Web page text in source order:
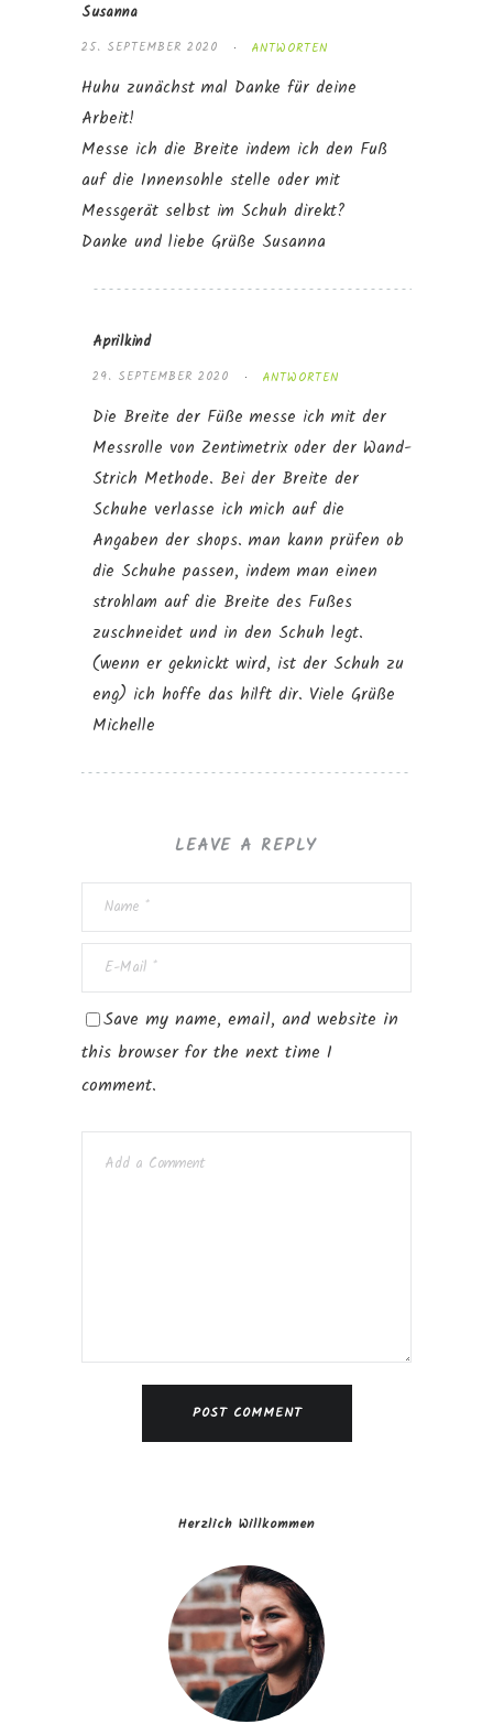
Susanna
25. SEPTEMBER 2020 ANTWORTEN
Huhu zunächst mal Danke für deine
Arbeit!
Messe ich die Breite indem ich den Fuß
auf die Innensohle stelle oder mit
Messgerät selbst im Schuh direkt?
Danke und liebe Grüße Susanna
Aprilkind
29. SEPTEMBER 2020 ANTWORTEN
Die Breite der Füße messe ich mit der
Messrolle von Zentimetrix oder der Wand-
Strich Methode. Bei der Breite der
Schuhe verlasse ich mich auf die
Angaben der shops. man kann prüfen ob
die Schuhe passen, indem man einen
strohlam auf die Breite des Fußes
zuschneidet und in den Schuh legt.
(wenn er geknickt wird, ist der Schuh zu
eng) ich hoffe das hilft dir. Viele Grüße
Michelle
LEAVE A REPLY
Save my name, email, and website in
this browser for the next time I
comment.
Herzlich Willkommen